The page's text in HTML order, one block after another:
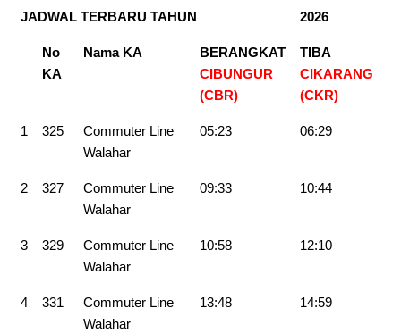
JADWAL TERBARU TAHUN 2026
No
KA
Nama KA
BERANGKAT
CIBUNGUR
(CBR)
TIBA
CIKARANG
(CKR)
1 325
Commuter Line
Walahar
05:23 06:29
2 327
Commuter Line
Walahar
09:33 10:44
3 329
Commuter Line
Walahar
10:58 12:10
4 331
Commuter Line
Walahar
13:48 14:59